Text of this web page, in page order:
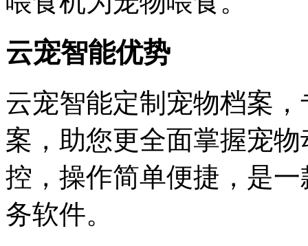
云宠智能优势
云宠智能定制宠物档案
案，助您更全面掌握宠
控，操作简单便捷，是
务软件。